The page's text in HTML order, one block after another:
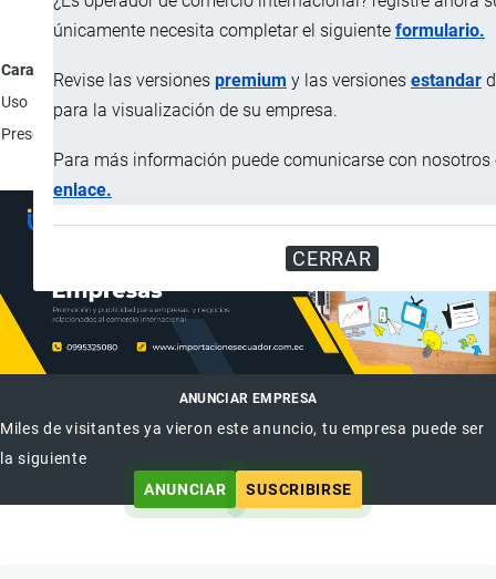
únicamente necesita completar el siguiente formulario.
Revise las versiones premium y las versiones estandar
para la visualización de su empresa.
Para más información puede comunicarse con nosotros
enlace.
CERRAR
Característica
Descripción
Uso
Higiene bucal.
Presentación
ANUNCIAR EMPRESA
Miles de visitantes ya vieron este anuncio, tu empresa puede ser
la siguiente
ANUNCIAR
SUSCRIBIRSE